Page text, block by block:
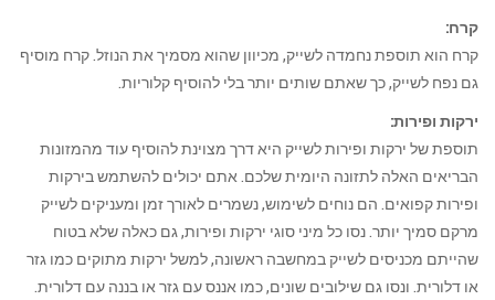
קרח:
קרח הוא תוספת נחמדה לשייק, מכיוון שהוא מסמיך את הנוזל. קרח מוסיף
גם נפח לשייק, כך שאתם שותים יותר בלי להוסיף קלוריות.
ירקות ופירות:
תוספת של ירקות ופירות לשייק היא דרך מצוינת להוסיף עוד מהמזונות
הבריאים האלה לתזונה היומית שלכם. אתם יכולים להשתמש בירקות
ופירות קפואים. הם נוחים לשימוש, נשמרים לאורך זמן ומעניקים לשייק
מרקם סמיך יותר. נסו כל מיני סוגי ירקות ופירות, גם כאלה שלא בטוח
שהייתם מכניסים לשייק במחשבה ראשונה, למשל ירקות מתוקים כמו גזר
או דלורית. ונסו גם שילובים שונים, כמו אננס עם גזר או בננה עם דלורית.